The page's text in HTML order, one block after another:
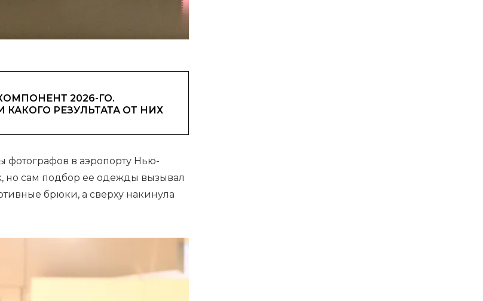
2026-ГО.
РЕЗУЛЬТАТА ОТ НИХ
фотографов в аэропорту Нью-
но сам подбор ее одежды вызывал
брюки, а сверху накинула